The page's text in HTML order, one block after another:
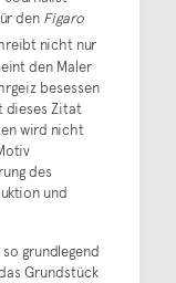
den Figaro
nicht nur
den Maler
besessen
dieses Zitat
wird nicht
des
und
grundlegend
Grundstück